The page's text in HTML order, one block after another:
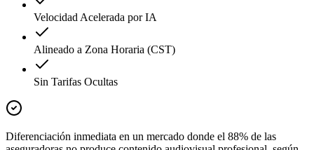
Velocidad Acelerada por IA
Alineado a Zona Horaria (CST)
Sin Tarifas Ocultas
Diferenciación inmediata en un mercado donde el 88% de las